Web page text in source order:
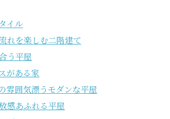
イル
れを楽しむ二階建て
う平屋
がある家
雰囲気漂うモダンな平屋
感あふれる平屋